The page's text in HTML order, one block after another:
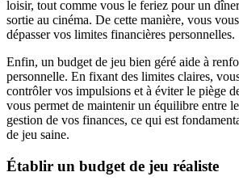
loisir, tout comme vous le feriez pour un
sortie au cinéma. De cette manière, vous
dépasser vos limites financières personnelles.
Enfin, un budget de jeu bien géré aide à
personnelle. En fixant des limites claires,
contrôler vos impulsions et à éviter le piège
vous permet de maintenir un équilibre entre
gestion de vos finances, ce qui est
de jeu saine.
Établir un budget de jeu réaliste